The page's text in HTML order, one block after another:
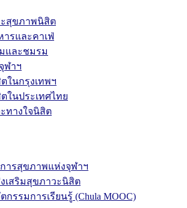
สุขภาพนิสิต
ารและคาเฟ่
และชมรม
ฬาฯ
ในกรุงเทพฯ
ในประเทศไทย
ทางใจนิสิต
ารสุขภาพแห่งจุฬาฯ
เสริมสุขภาวะนิสิต
กรรมการเรียนรู้ (Chula MOOC)